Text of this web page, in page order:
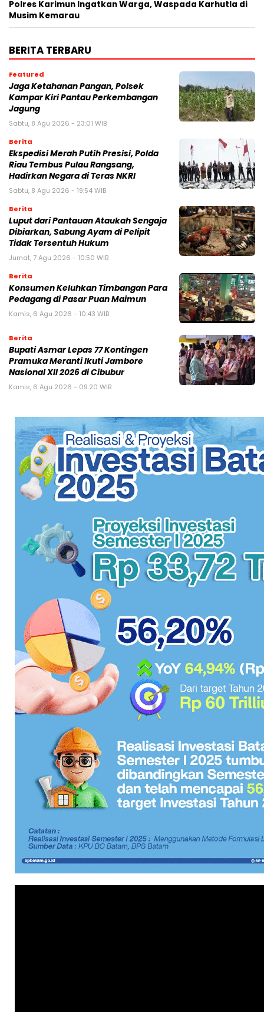
Polres Karimun Ingatkan Warga, Waspada Karhutla di
Musim Kemarau
BERITA TERBARU
Featured
Jaga Ketahanan Pangan, Polsek
Kampar Kiri Pantau Perkembangan
Jagung
Sabtu, 8 Agu 2026 - 23:01 WIB
Berita
Ekspedisi Merah Putih Presisi, Polda
Riau Tembus Pulau Rangsang,
Hadirkan Negara di Teras NKRI
Sabtu, 8 Agu 2026 - 19:54 WIB
Berita
Luput dari Pantauan Ataukah Sengaja
Dibiarkan, Sabung Ayam di Pelipit
Tidak Tersentuh Hukum
Jumat, 7 Agu 2026 - 10:50 WIB
Berita
Konsumen Keluhkan Timbangan Para
Pedagang di Pasar Puan Maimun
Kamis, 6 Agu 2026 - 10:43 WIB
Berita
Bupati Asmar Lepas 77 Kontingen
Pramuka Meranti Ikuti Jambore
Nasional XII 2026 di Cibubur
Kamis, 6 Agu 2026 - 09:20 WIB